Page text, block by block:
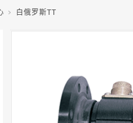
白俄罗斯TT